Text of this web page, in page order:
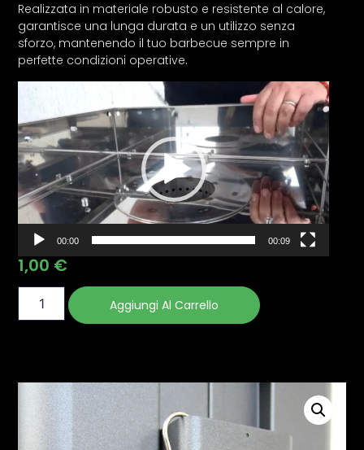
Realizzata in materiale robusto e resistente al calore,
garantisce una lunga durata e un utilizzo senza
sforzo, mantenendo il tuo barbecue sempre in
perfette condizioni operative.
Video
00:00 00:09
1,00 €
Aggiungi Al Carrello